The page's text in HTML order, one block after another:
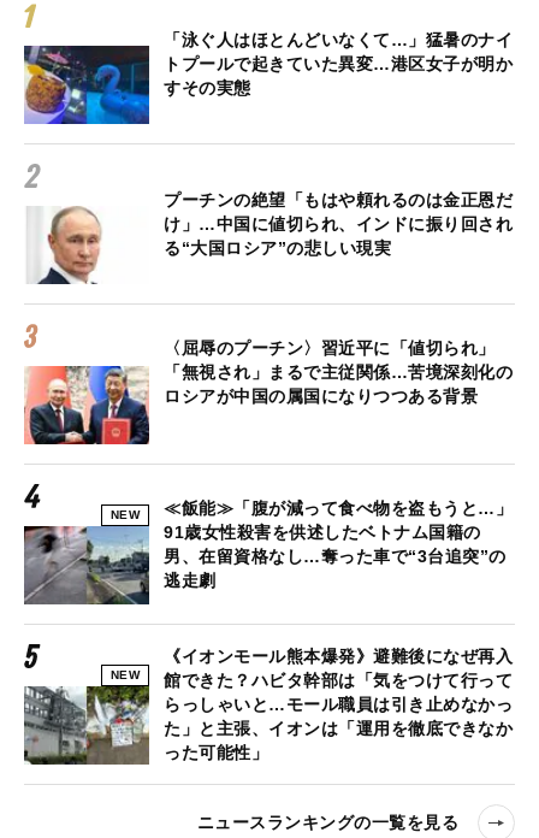
「泳ぐ人はほとんどいなくて…」猛暑のナイ
トプールで起きていた異変…港区女子が明か
すその実態
プーチンの絶望「もはや頼れるのは金正恩だ
け」…中国に値切られ、インドに振り回され
る“大国ロシア”の悲しい現実
〈屈辱のプーチン〉習近平に「値切られ」
「無視され」まるで主従関係…苦境深刻化の
ロシアが中国の属国になりつつある背景
NEW
≪飯能≫「腹が減って食べ物を盗もうと…」
91歳女性殺害を供述したベトナム国籍の
男、在留資格なし…奪った車で“3台追突”の
逃走劇
NEW
《イオンモール熊本爆発》避難後になぜ再入
館できた？ハビタ幹部は「気をつけて行って
らっしゃいと…モール職員は引き止めなかっ
た」と主張、イオンは「運用を徹底できなか
った可能性」
ニュースランキングの一覧を見る